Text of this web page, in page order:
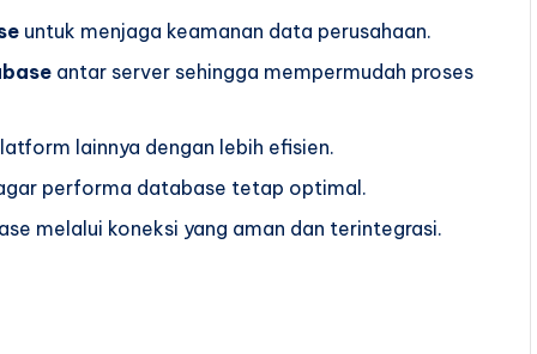
untuk menjaga keamanan data perusahaan.
antar server sehingga mempermudah proses
lainnya dengan lebih efisien.
performa database tetap optimal.
melalui koneksi yang aman dan terintegrasi.